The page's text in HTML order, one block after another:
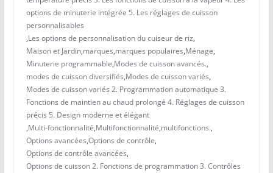
options de minuterie intégrée 5. Les réglages de cuisson
personnalisables
,Les options de personnalisation du cuiseur de riz,
Maison et Jardin,marques,marques populaires,Ménage,
Minuterie programmable,Modes de cuisson avancés.,
modes de cuisson diversifiés,Modes de cuisson variés,
Modes de cuisson variés 2. Programmation automatique 3.
Fonctions de maintien au chaud prolongé 4. Réglages de cuisson
précis 5. Design moderne et élégant
,Multi-fonctionnalité,Multifonctionnalité,multifonctions.,
Options avancées,Options de contrôle,
Options de contrôle avancées,
Options de cuisson 2. Fonctions de programmation 3. Contrôles